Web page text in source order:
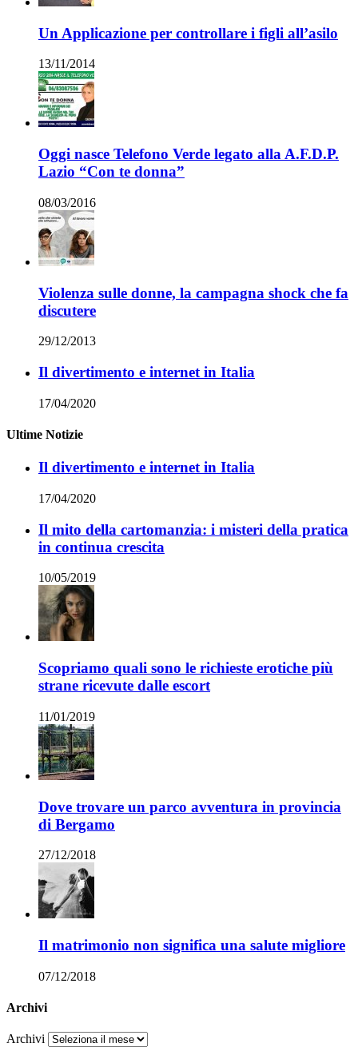
Un Applicazione per controllare i figli all’asilo
13/11/2014
Oggi nasce Telefono Verde legato alla A.F.D.P.
Lazio “Con te donna”
08/03/2016
Violenza sulle donne, la campagna shock che fa
discutere
29/12/2013
Il divertimento e internet in Italia
17/04/2020
Ultime Notizie
Il divertimento e internet in Italia
17/04/2020
Il mito della cartomanzia: i misteri della pratica
in continua crescita
10/05/2019
Scopriamo quali sono le richieste erotiche più
strane ricevute dalle escort
11/01/2019
Dove trovare un parco avventura in provincia
di Bergamo
27/12/2018
Il matrimonio non significa una salute migliore
07/12/2018
Archivi
Archivi